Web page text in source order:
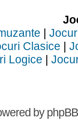
|
Clasice |
Logice |
byphpBB